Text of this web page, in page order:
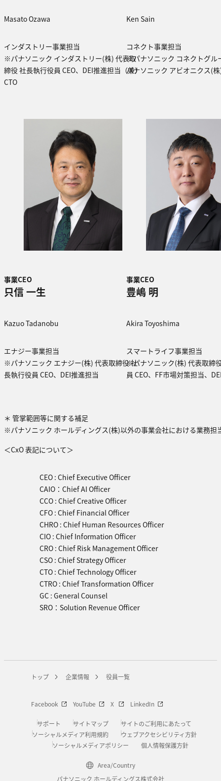
Masato Ozawa
インダストリー事業担当
※パナソニック インダストリー(株) 代表取
締役 社長執行役員 CEO、DEI推進担当（兼）
CTO
Ken Sain
コネクト事業担当
※パナソニック コネクトグル
パナソニック アビオニクス(株
事業CEO
只信 一生
Kazuo Tadanobu
エナジー事業担当
※パナソニック エナジー(株) 代表取締役 社
長執行役員 CEO、DEI推進担当
事業CEO
豊嶋 明
Akira Toyoshima
スマートライフ事業担当
※パナソニック(株) 代表取締
員 CEO、FF市場対策担当、
＊ 管掌範囲等に関する補足
※パナソニック ホールディングス(株)以外の事業会社における業務担
＜CxO 表記について＞
CEO : Chief Executive Officer
CAIO：Chief AI Officer
CCO : Chief Creative Officer
CFO : Chief Financial Officer
CHRO : Chief Human Resources Officer
CIO : Chief Information Officer
CRO : Chief Risk Management Officer
CSO : Chief Strategy Officer
CTO : Chief Technology Officer
CTRO : Chief Transformation Officer
GC : General Counsel
SRO：Solution Revenue Officer
トップ 企業情報 役員一覧
Facebook YouTube X LinkedIn
サポート サイトマップ
サイトのご利用にあたって
ソーシャルメディア利用規約
ウェブアクセシビリティ方針
ソーシャルメディアポリシー
個人情報保護方針
Area/Country
パナソニック ホールディングス株式会社